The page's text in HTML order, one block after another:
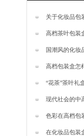
关于化妆品包
才能提高知名
装
高档茶叶包装
哪些问题—樱
国潮风的化妆
搭配—樱美包
高档包装盒怎
客户—樱美包
“花茶”茶叶礼
生更对“味儿”-
现代社会的中
装盒设计【樱
色彩在高档包
运用会起到什
在化妆品包装